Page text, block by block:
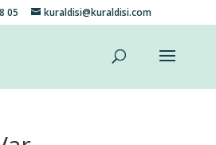
05 kuraldisi@kuraldisi.com